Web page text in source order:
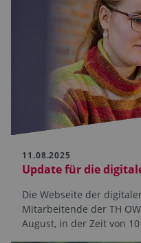
11.08.2025
Update für die
Die Webseite der
Mitarbeitende der TH
August, in der Zeit von